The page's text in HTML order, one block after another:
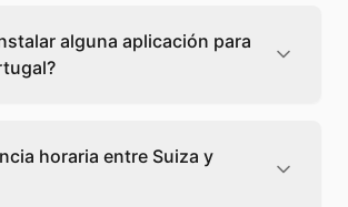
€/min con Teléfono Global. Pagas
que hablas, sin cuotas ni
alguna aplicación para
web. Solo necesitas una
y podrás llamar
a Portugal.
horaria entre Suiza y